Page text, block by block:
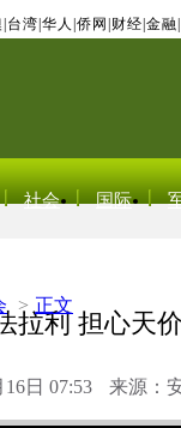
台湾 华人 侨网 财经 金融
社会 国际
> 正文
拉利 担心天
日 07:53 来源：